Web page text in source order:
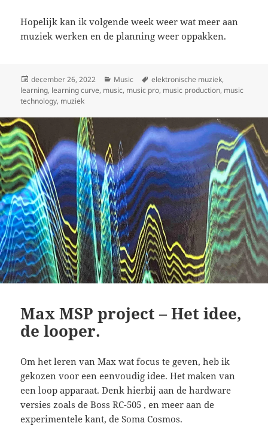
Hopelijk kan ik volgende week weer wat meer aan
muziek werken en de planning weer oppakken.
Geplaatst
op
december 26, 2022 Categorieën
Music Tags
elektronische muziek,
learning, learning curve, music, music pro, music production, music
technology, muziek
Max MSP project – Het idee,
de looper.
Om het leren van Max wat focus te geven, heb ik
gekozen voor een eenvoudig idee. Het maken van
een loop apparaat. Denk hierbij aan de hardware
versies zoals de Boss RC-505 , en meer aan de
experimentele kant, de Soma Cosmos.